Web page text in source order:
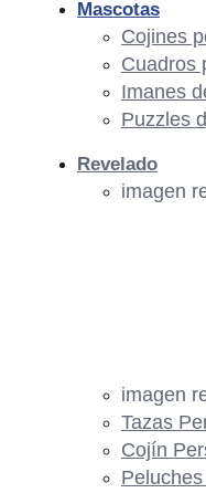
imagen
Tazas
Cojín
Mascotas
Cojines
Cuadros
Imanes
Puzzles
Revelado
imagen